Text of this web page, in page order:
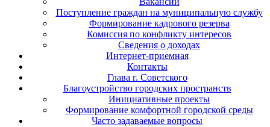
Поступление граждан на муниципальную службу
Формирование кадрового резерва
Комиссия по конфликту интересов
Сведения о доходах
Интернет-приемная
Контакты
Глава г. Советского
Благоустройство городских пространств
Инициативные проекты
Формирование комфортной городской среды
Часто задаваемые вопросы